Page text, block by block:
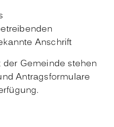
Anschrift
Gemeinde stehen
Antragsformulare